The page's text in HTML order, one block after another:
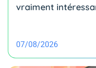
vraiment
07/08/2026